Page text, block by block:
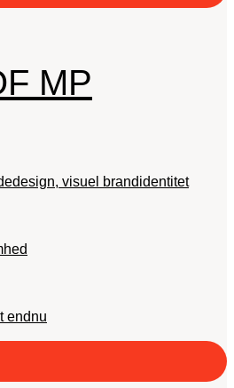
MP
visuel brandidentitet
endnu